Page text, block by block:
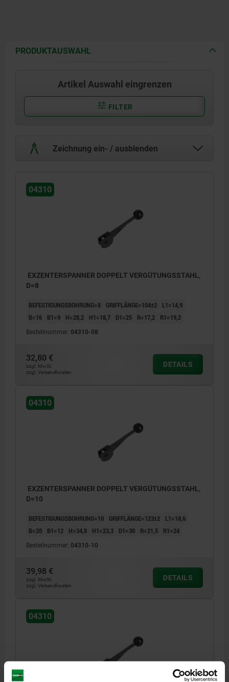
PRODUKTAUSWAHL
Artikel Auswahl eingrenzen
FILTER
Zeichnung ein- / ausblenden
04310
EXZENTERSPANNER DOPPELT VERGÜTUNGSSTAHL,
D=8
BEFESTIGUNGSBOHRUNG=8 GRIFFLÄNGE=104±2
L1=14,9
B=16
B1=9 H=28,2 H1=18,7 D1=25 R=17,2 R1=19,2
Bestellnummer: 04310-08
32,80 €
zzgl. MwSt.
zzgl. Versandkosten
DETAILS
04310
EXZENTERSPANNER DOPPELT VERGÜTUNGSSTAHL,
D=10
BEFESTIGUNGSBOHRUNG=10 GRIFFLÄNGE=123±2
L1=18,6
B=20
B1=12 H=34,8 H1=23,3 D1=30 R=21,5 R1=24
Bestellnummer: 04310-10
39,98 €
zzgl. MwSt.
zzgl. Versandkosten
DETAILS
04310